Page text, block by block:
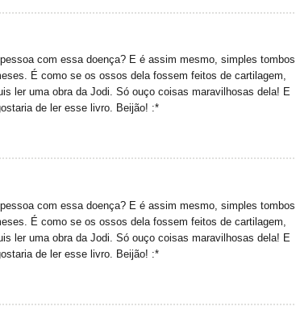
com essa doença? E é assim mesmo, simples tombos
É como se os ossos dela fossem feitos de cartilagem,
ler uma obra da Jodi. Só ouço coisas maravilhosas dela! E
de ler esse livro. Beijão! :*
com essa doença? E é assim mesmo, simples tombos
É como se os ossos dela fossem feitos de cartilagem,
ler uma obra da Jodi. Só ouço coisas maravilhosas dela! E
de ler esse livro. Beijão! :*